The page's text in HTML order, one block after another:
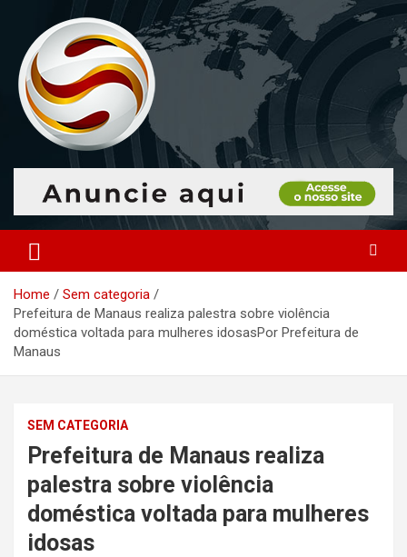
content
Portal Monitoramento
O portal que manitora a notícias para você!
Home
Sem categoria
Prefeitura de Manaus realiza palestra sobre violência
doméstica voltada para mulheres idosasPor Prefeitura de
Manaus
SEM CATEGORIA
Prefeitura de Manaus realiza
palestra sobre violência
doméstica voltada para mulheres
idosas